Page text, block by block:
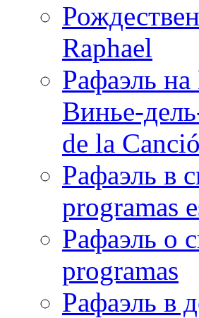
Raphael
Рафаэль
Винье-
de la
Рафаэль в
programas
Рафаэль о
programas
Рафаэль в